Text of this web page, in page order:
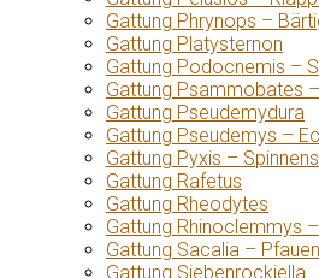
Gattung Phrynops –
Gattung Platysternon
Gattung Podocnemis –
Gattung Psammobates
Gattung Pseudemydura
Gattung Pseudemys –
Gattung Pyxis –
Gattung Rafetus
Gattung Rheodytes
Gattung Rhinoclemmys
Gattung Sacalia –
Gattung Siebenrockiella